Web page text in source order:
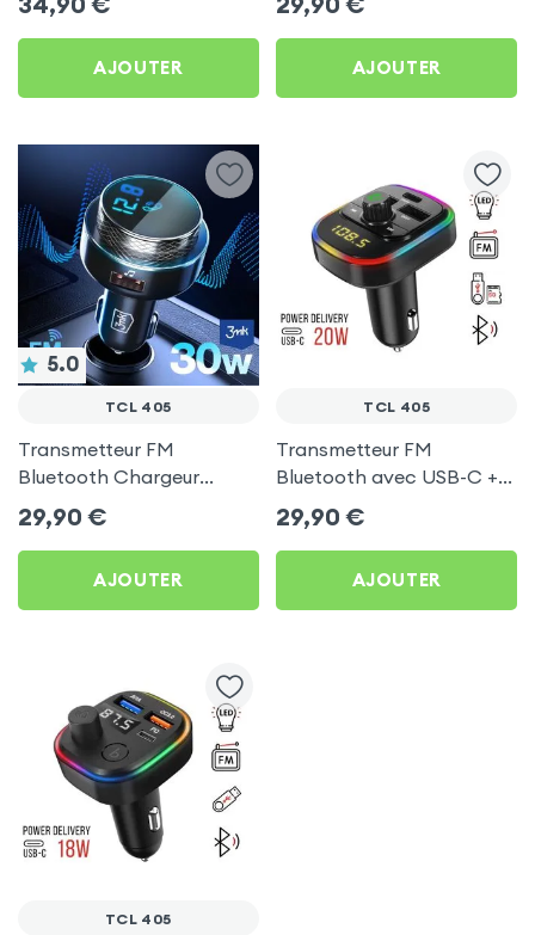
C, Kit Main Libre
Multifonction - 4smarts
AJOUTER
405
AJOUTER
5.0
TCL 405
Transmetteur FM
Bluetooth Chargeur
Voiture Noir 3mk Hyper
Car pour TCL 405
29,90 €
AJOUTER
TCL 405
Transmetteur FM
Bluetooth avec USB-C +
USB pour TCL 405
29,90 €
AJOUTER
TCL 405